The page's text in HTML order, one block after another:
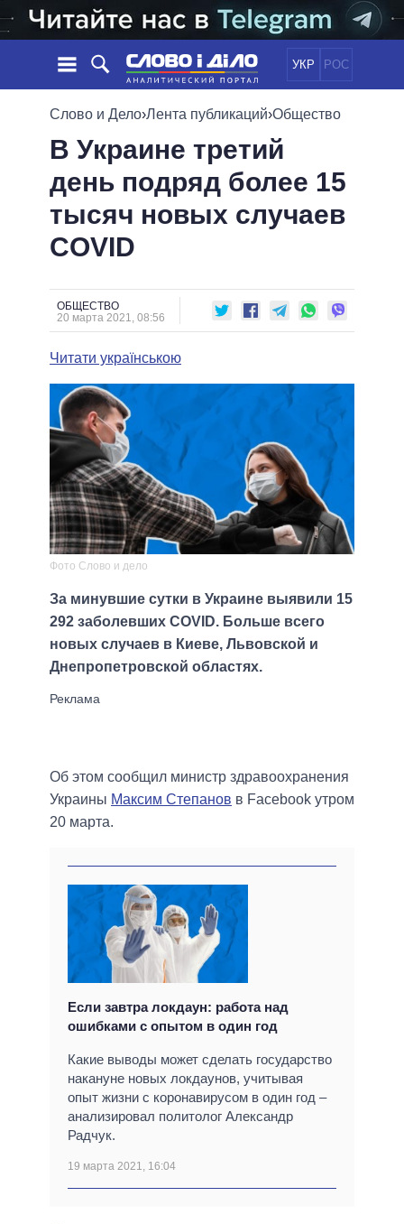
УКР РОС
НОВОСТИ
ЛЕНТА
СОБЫТИЯ
СТАТЬИ
ОБЗОРЫ
ДАЙДЖЕСТЫ
ПОЛИТИКА
ЭКОНОМИКА
ОБЩЕСТВО
ОБЕЩАНИЯ
ПОЛИТИКИ
ВСЕ ПОЛИТИКИ
ПРЕЗИДЕНТ И ОФИС
ВЕРХОВНАЯ РАДА
КАБИНЕТ МИНИСТРОВ
МЭРЫ
ВСЕ ПЕРСОНЫ
ПОДДЕРЖАТЬ
СРАВНЕНИЕ ПОЛИТИКОВ
Слово и Дело›Лента публикаций›Общество
В Украине третий
день подряд более 15
тысяч новых случаев
COVID
ОБЩЕСТВО
20 марта 2021, 08:56
Читати українською
Фото Слово и дело
За минувшие сутки в Украине выявили 15
292 заболевших COVID. Больше всего
новых случаев в Киеве, Львовской и
Днепропетровской областях.
Об этом сообщил министр здравоохранения
Украины Максим Степанов в Facebook утром
20 марта.
Если завтра локдаун: работа над
ошибками с опытом в один год
Какие выводы может сделать государство
накануне новых локдаунов, учитывая
опыт жизни с коронавирусом в один год ‒
анализировал политолог Александр
Радчук.
19 марта 2021, 16:04